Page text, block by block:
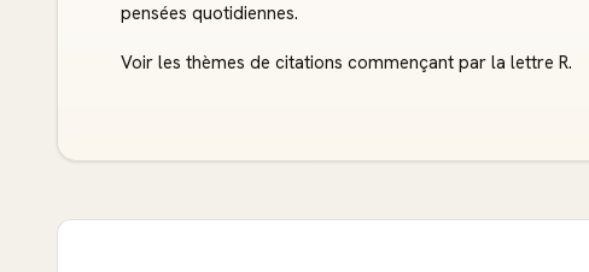
pensées quotidiennes.
Voir les thèmes de citations commençant par la lettre R.